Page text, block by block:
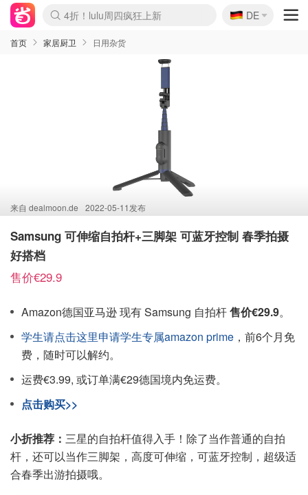
Boticinal 夏促开抢！
4折！lulu周四疯狂上新
还没结束！&OtherStories大促
Joybuy变相75折 随时失效
速领！Stanley独家85折
疑似霸哥！Camper额外叠85折
Zalando 奥莱闪促！每日更新
Moncler反季囤！5折起+叠9折
Coach Brooklyn仅€192
🇩🇪
DE
首页 家居厨卫 日用杂货
来自 dealmoon.de 2022-05-11发布
Samsung 可伸缩自拍杆+三脚架 可蓝牙控制 春季拍摄
好搭档
售价€29.9
Amazon德国亚马逊 现有 Samsung 自拍杆售价€29.9。
学生请点击这里申请学生专属amazon prime ，前6个月免
费，随时可以解约。
运费€3.99, 或订单满€29德国境内免运费。
点击购买>>
小折推荐： 三星的自拍杆值得入手！除了当作普通的自拍
杆，还可以当作三脚架，高度可伸缩，可蓝牙控制，超级适
合春季出游拍摄哦。